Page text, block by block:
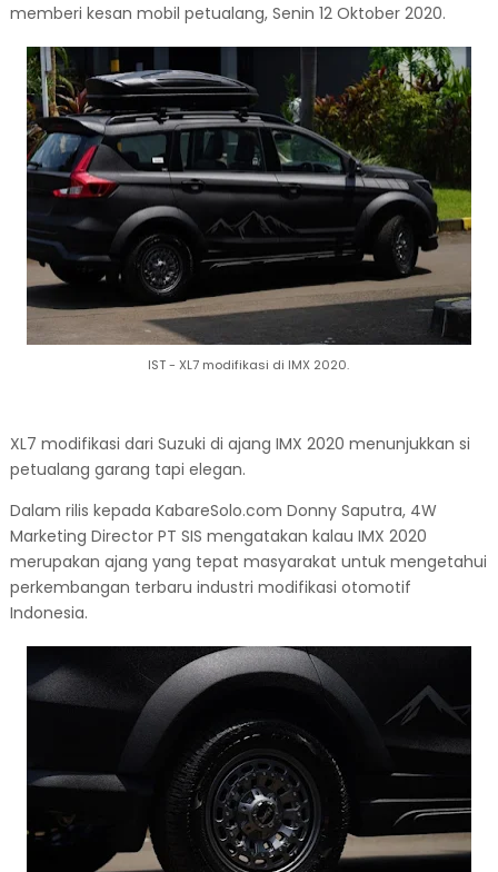
memberi kesan mobil petualang, Senin 12 Oktober 2020.
IST - XL7 modifikasi di IMX 2020.
XL7 modifikasi dari Suzuki di ajang IMX 2020 menunjukkan si
petualang garang tapi elegan.
Dalam rilis kepada KabareSolo.com Donny Saputra, 4W
Marketing Director PT SIS mengatakan kalau IMX 2020
merupakan ajang yang tepat masyarakat untuk mengetahui
perkembangan terbaru industri modifikasi otomotif
Indonesia.